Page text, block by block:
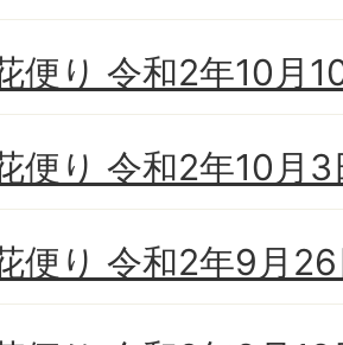
便り 令和2年10月
便り 令和2年10月3
便り 令和2年9月